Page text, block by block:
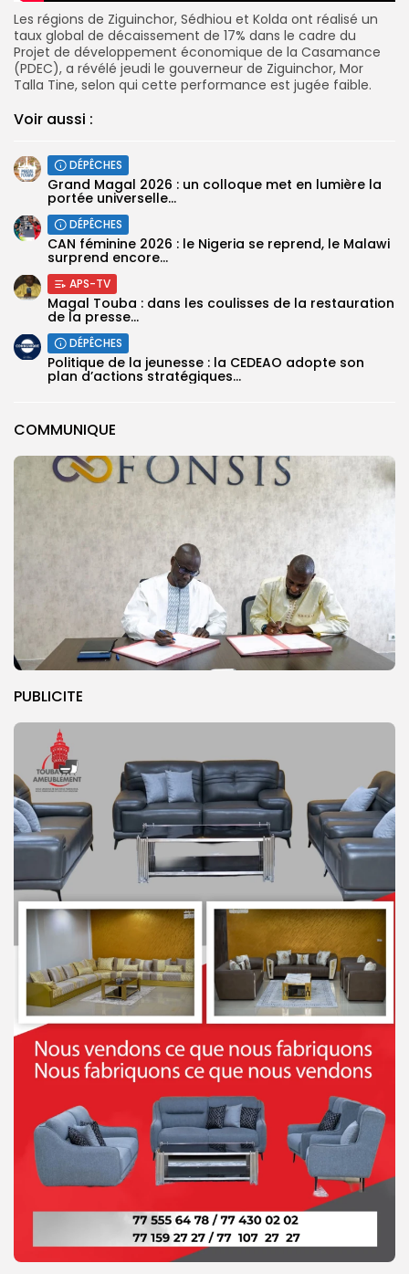
COMMUNIQUE
PUBLICITE
Les régions de Ziguinchor, Sédhiou et Kolda ont réalisé un
taux global de décaissement de 17% dans le cadre du
Projet de développement économique de la Casamance
(PDEC), a révélé jeudi le gouverneur de Ziguinchor, Mor
Talla Tine, selon qui cette performance est jugée faible.
Voir aussi :
DÉPÊCHES
Grand Magal 2026 : un colloque met en lumière la
portée universelle...
DÉPÊCHES
‎CAN féminine 2026 : le Nigeria se reprend, le Malawi
surprend encore...
APS-TV
Magal Touba : dans les coulisses de la restauration
de la presse...
DÉPÊCHES
Politique de la jeunesse : la CEDEAO adopte son
plan d’actions stratégiques...